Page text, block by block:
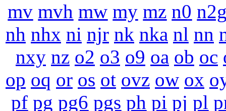
mv mvh mw my mz n0
nh nhx ni njr nk nka nl nn
nxy nz o2 o3 o9 oa ob oc
op oq or os ot ovz ow ox
pf pg pg6 pgs ph pi pj pl